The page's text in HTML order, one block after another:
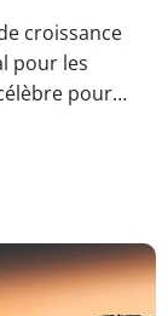
croissance
pour les
pour…